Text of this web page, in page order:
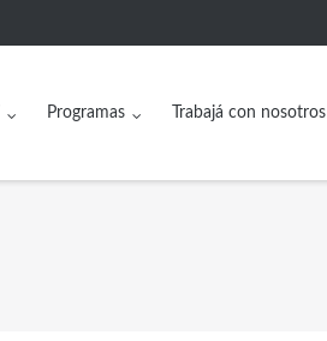
Programas Trabajá con nosotros